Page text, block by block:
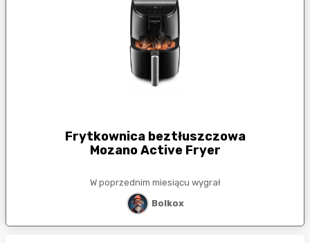
Frytkownica beztłuszczowa
Mozano Active Fryer
W poprzednim miesiącu wygrał
Bolkox